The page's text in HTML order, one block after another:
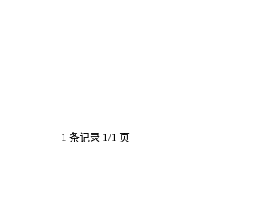
1 条记录 1/1 页